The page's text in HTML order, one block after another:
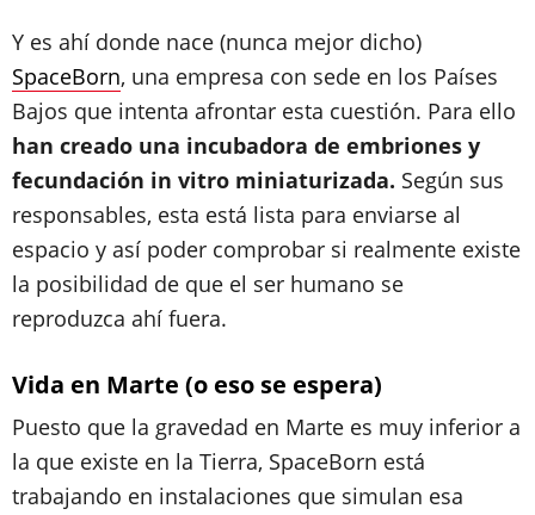
Y es ahí donde nace (nunca mejor dicho)
SpaceBorn, una empresa con sede en los Países
Bajos que intenta afrontar esta cuestión. Para ello
han creado una incubadora de embriones y
fecundación in vitro miniaturizada. Según sus
responsables, esta está lista para enviarse al
espacio y así poder comprobar si realmente existe
la posibilidad de que el ser humano se
reproduzca ahí fuera.
Vida en Marte (o eso se espera)
Puesto que la gravedad en Marte es muy inferior a
la que existe en la Tierra, SpaceBorn está
trabajando en instalaciones que simulan esa